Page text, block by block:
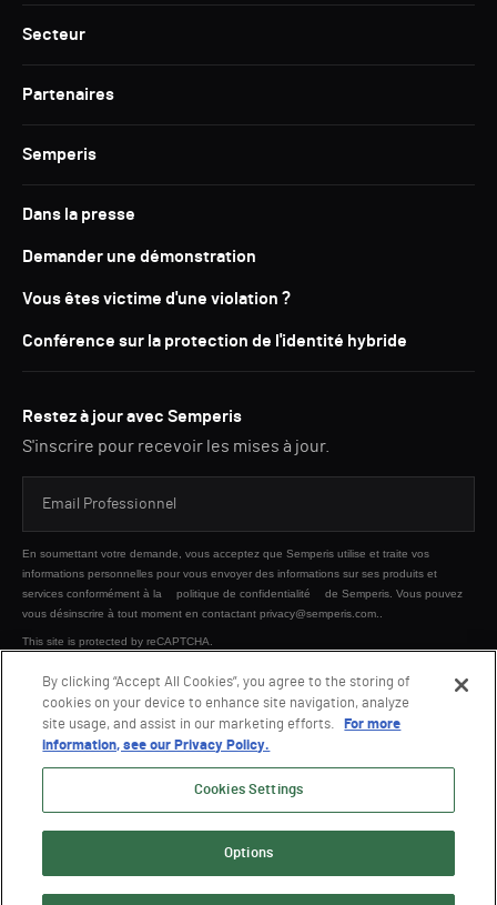
Secteur
Partenaires
Semperis
Dans la presse
Demander une démonstration
Vous êtes victime d'une violation ?
Conférence sur la protection de l'identité hybride
Restez à jour avec Semperis
S'inscrire pour recevoir les mises à jour.
En soumettant votre demande, vous acceptez que Semperis utilise et traite vos
informations personnelles pour vous envoyer des informations sur ses produits et
services conformément à la
politique de confidentialité
de Semperis. Vous pouvez
vous désinscrire à tout moment en contactant privacy@semperis.com..
This site is protected by reCAPTCHA.
ENVOYER
© 2026 Semperis. Tous droits réservés.
By clicking “Accept All Cookies”, you agree to the storing of
cookies on your device to enhance site navigation, analyze
site usage, and assist in our marketing efforts.
For more
information, see our Privacy Policy.
Cookies Settings
Options